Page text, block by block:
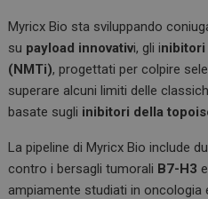
Myricx Bio sta sviluppando
su payload innovativi, gli inibitori
(NMTi), progettati per colpire
superare alcuni limiti delle
basate sugli inibitori della
La pipeline di Myricx Bio include
contro i bersagli tumorali B7-H3e
ampiamente studiati in oncologia